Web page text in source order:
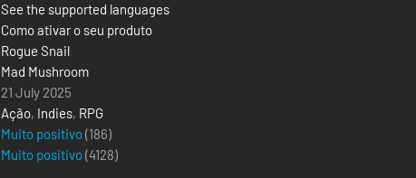
See the supported languages
Como ativar o seu produto
Rogue Snail
Mad Mushroom
21 July 2025
Ação, Indies, RPG
Muito positivo(186)
Muito positivo(4128)